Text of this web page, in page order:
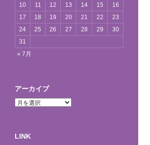
10
11 12 13 14 15
16
17
18 19 20 21 22
23
24
25 26 27 28 29
30
31
« 7月
アーカイブ
ア
ブ
LINK